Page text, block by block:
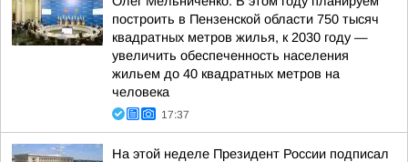
построить в Пензенской области 750 тысяч
квадратных метров жилья, к 2030 году —
увеличить обеспеченность населения
жильем до 40 квадратных метров на
человека
17:37
На этой неделе Президент России подписал